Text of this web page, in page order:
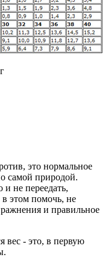
это нормальное
самой природой.
и не переедать,
этом помочь, не
и правильное
вес - это, в первую